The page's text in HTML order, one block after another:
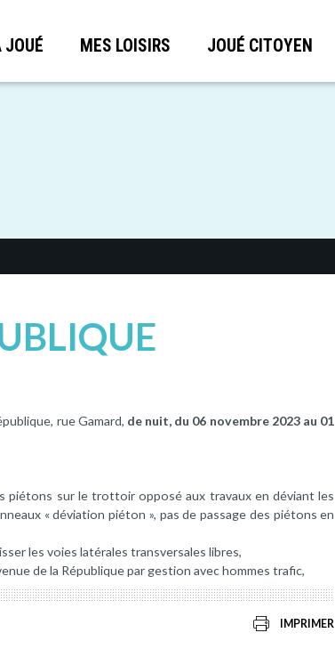
JOUÉ MES LOISIRS JOUÉ CITOYEN
rue Gamard, de nuit, du 06 novembre 2023 au 01
sur le trottoir opposé aux travaux en déviant les
« déviation piéton », pas de passage des piétons en
les voies latérales transversales libres,
de la République par gestion avec hommes trafic,
IMPRIMER